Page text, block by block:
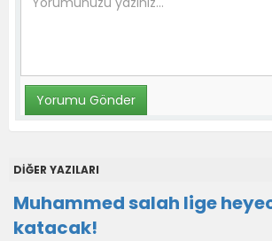
DİĞER YAZILARI
Muhammed salah lige
katacak!